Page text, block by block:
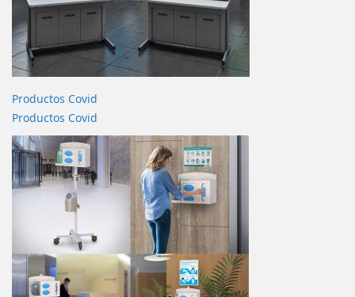
Productos Covid
Productos Covid